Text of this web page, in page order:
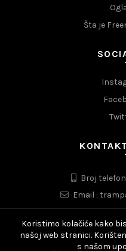
Šta je
Broj
Email :
Koristimo kolačiće kako
našoj web stranici.
s našom